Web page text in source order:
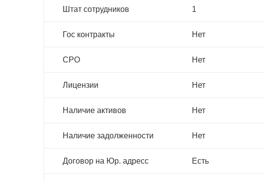
Штат сотрудников 1
Гос контракты Нет
СРО Нет
Лицензии Нет
Наличие активов Нет
Наличие задолженности Нет
Договор на Юр. адресс Есть